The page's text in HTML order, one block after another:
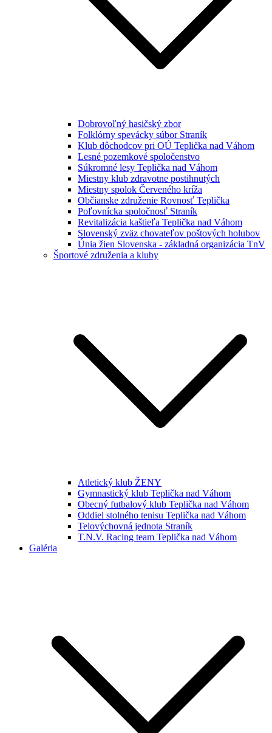
Dobrovoľný hasičský zbor
Folklórny spevácky súbor Straník
Klub dôchodcov pri OÚ Teplička nad Váhom
Lesné pozemkové spoločenstvo
Súkromné lesy Teplička nad Váhom
Miestny klub zdravotne postihnutých
Miestny spolok Červeného kríža
Občianske združenie Rovnosť Teplička
Poľovnícka spoločnosť Straník
Revitalizácia kaštieľa Teplička nad Váhom
Slovenský zväz chovateľov poštových holubov
Únia žien Slovenska - základná organizácia TnV
Športové združenia a kluby
Atletický klub ŽENY
Gymnastický klub Teplička nad Váhom
Obecný futbalový klub Teplička nad Váhom
Oddiel stolného tenisu Teplička nad Váhom
Telovýchovná jednota Straník
T.N.V. Racing team Teplička nad Váhom
Galéria